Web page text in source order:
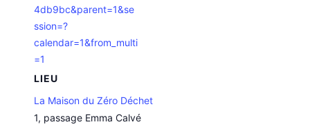
4db9bc&parent=1&se
ssion=?
calendar=1&from_multi
=1
LIEU
La Maison du Zéro Déchet
1, passage Emma Calvé